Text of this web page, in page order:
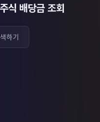
식 배당금 조회
하기